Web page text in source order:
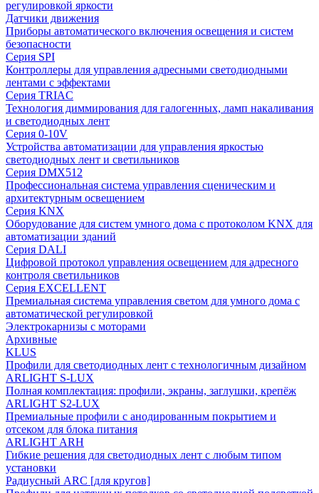
регулировкой яркости
Датчики движения
Приборы автоматического включения освещения и систем
безопасности
Серия SPI
Контроллеры для управления адресными светодиодными
лентами с эффектами
Серия TRIAC
Технология диммирования для галогенных, ламп накаливания
и светодиодных лент
Серия 0-10V
Устройства автоматизации для управления яркостью
светодиодных лент и светильников
Серия DMX512
Профессиональная система управления сценическим и
архитектурным освещением
Серия KNX
Оборудование для систем умного дома с протоколом KNX для
автоматизации зданий
Серия DALI
Цифровой протокол управления освещением для адресного
контроля светильников
Серия EXCELLENT
Премиальная система управления светом для умного дома с
автоматической регулировкой
Электрокарнизы с моторами
Архивные
KLUS
Профили для светодиодных лент с технологичным дизайном
ARLIGHT S-LUX
Полная комплектация: профили, экраны, заглушки, крепёж
ARLIGHT S2-LUX
Премиальные профили с анодированным покрытием и
отсеком для блока питания
ARLIGHT ARH
Гибкие решения для светодиодных лент с любым типом
установки
Радиусный ARC [для кругов]